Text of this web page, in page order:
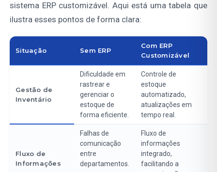
sistema ERP customizável. Aqui está uma tabela que
ilustra esses pontos de forma clara:
Situação Sem ERP
Com ERP
Customizável
Gestão de
Inventário
Dificuldade em
rastrear e
gerenciar o
estoque de
forma eficiente.
Controle de
estoque
automatizado,
atualizações em
tempo real.
Fluxo de
Informações
Falhas de
comunicação
entre
departamentos.
Fluxo de
informações
integrado,
facilitando a